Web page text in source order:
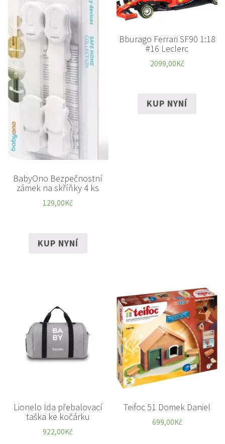
BabyOno Bezpečnostní
zámek na skříňky 4 ks
129,00Kč
KUP NYNÍ
Bburago Ferrari SF90 1:18
#16 Leclerc
2099,00Kč
KUP NYNÍ
Lionelo Ida přebalovací
taška ke kočárku
922,00Kč
Teifoc 51 Domek Daniel
699,00Kč